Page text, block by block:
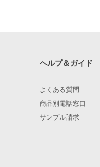
ヘルプ＆ガイド
よくある質問
商品別電話窓口
サンプル請求